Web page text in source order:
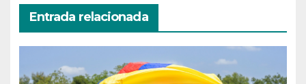
Entrada relacionada